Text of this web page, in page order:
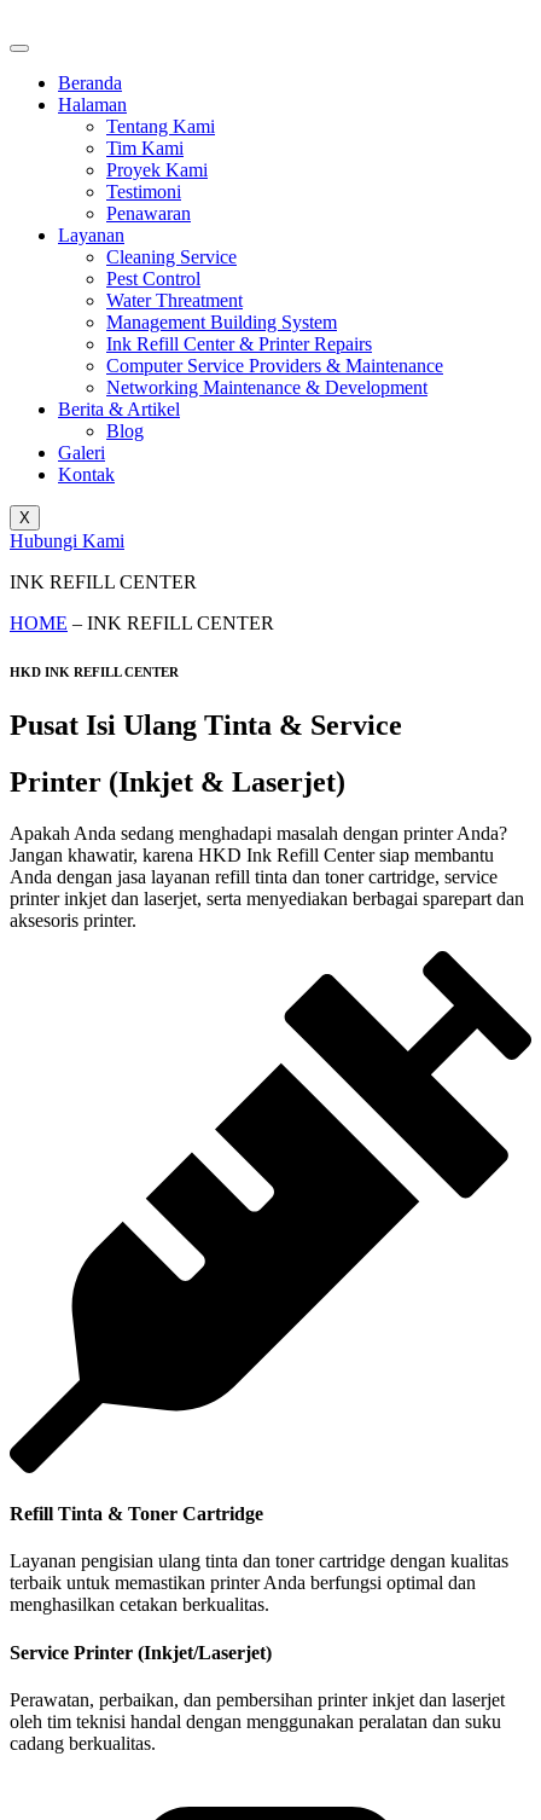
Beranda
Halaman
Tentang Kami
Tim Kami
Proyek Kami
Testimoni
Penawaran
Layanan
Cleaning Service
Pest Control
Water Threatment
Management Building System
Ink Refill Center & Printer Repairs
Computer Service Providers & Maintenance
Networking Maintenance & Development
Berita & Artikel
Blog
Galeri
Kontak
X
Hubungi Kami
INK REFILL CENTER
HOME – INK REFILL CENTER
HKD INK REFILL CENTER
Pusat Isi Ulang Tinta & Service
Printer (Inkjet & Laserjet)
Apakah Anda sedang menghadapi masalah dengan printer Anda?
Jangan khawatir, karena HKD Ink Refill Center siap membantu
Anda dengan jasa layanan refill tinta dan toner cartridge, service
printer inkjet dan laserjet, serta menyediakan berbagai sparepart dan
aksesoris printer.
Refill Tinta & Toner Cartridge
Layanan pengisian ulang tinta dan toner cartridge dengan kualitas
terbaik untuk memastikan printer Anda berfungsi optimal dan
menghasilkan cetakan berkualitas.
Service Printer (Inkjet/Laserjet)
Perawatan, perbaikan, dan pembersihan printer inkjet dan laserjet
oleh tim teknisi handal dengan menggunakan peralatan dan suku
cadang berkualitas.